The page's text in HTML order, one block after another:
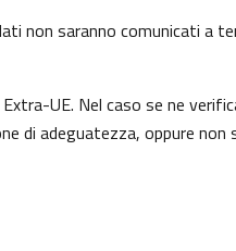
non saranno comunicati a
UE. Nel caso se ne
di adeguatezza, oppure